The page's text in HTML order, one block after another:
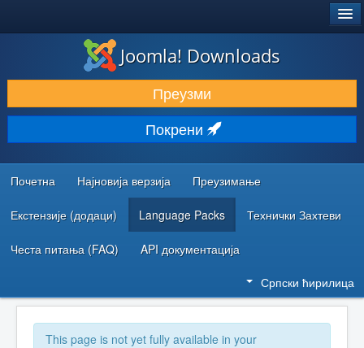
ПРЕУЗИМАЊЕ И ПРОШИРЕЊА (ЕКСТЕНЗИЈЕ)
ОТКРИЈТЕ И НАУЧИТЕ
ЗАЈЕДНИЦА И ПОДРШКА
РЕСУРСИ ЗА РАЗВОЈ
Joomla! Downloads
Преузми
Покрени
Почетна Најновија верзија Преузимање
Екстензије (додаци) Language Packs Технички Захтеви
Честа питања (FAQ) API документација
Српски ћирилица
This page is not yet fully available in your